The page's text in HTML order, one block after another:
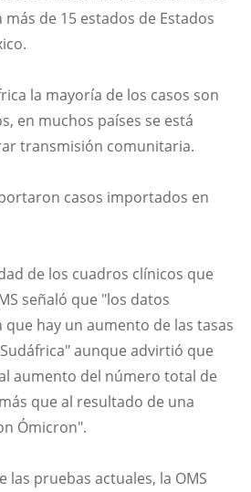
de 15 estados de Estados
la mayoría de los casos son
en muchos países se está
transmisión comunitaria.
casos importados en
de los cuadros clínicos que
señaló que "los datos
hay un aumento de las tasas
aunque advirtió que
aumento del número total de
que al resultado de una
Ómicron".
las pruebas actuales, la OMS